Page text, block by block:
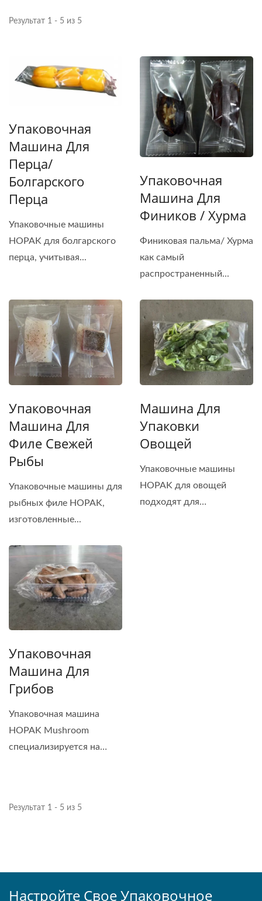
Результат 1 - 5 из 5
Упаковочная
Машина Для
Перца/
Болгарского
Перца
Упаковочные машины
HOPAK для болгарского
перца, учитывая...
Упаковочная
Машина Для
Фиников / Хурма
Финиковая пальма/ Хурма
как самый
распространенный...
Упаковочная
Машина Для
Филе Свежей
Рыбы
Упаковочные машины для
рыбных филе HOPAK,
изготовленные...
Машина Для
Упаковки
Овощей
Упаковочные машины
HOPAK для овощей
подходят для
Упаковочная
Машина Для
Грибов
Упаковочная машина
HOPAK Mushroom
специализируется на
Результат 1 - 5 из 5
Настройте Свое Упаковочное